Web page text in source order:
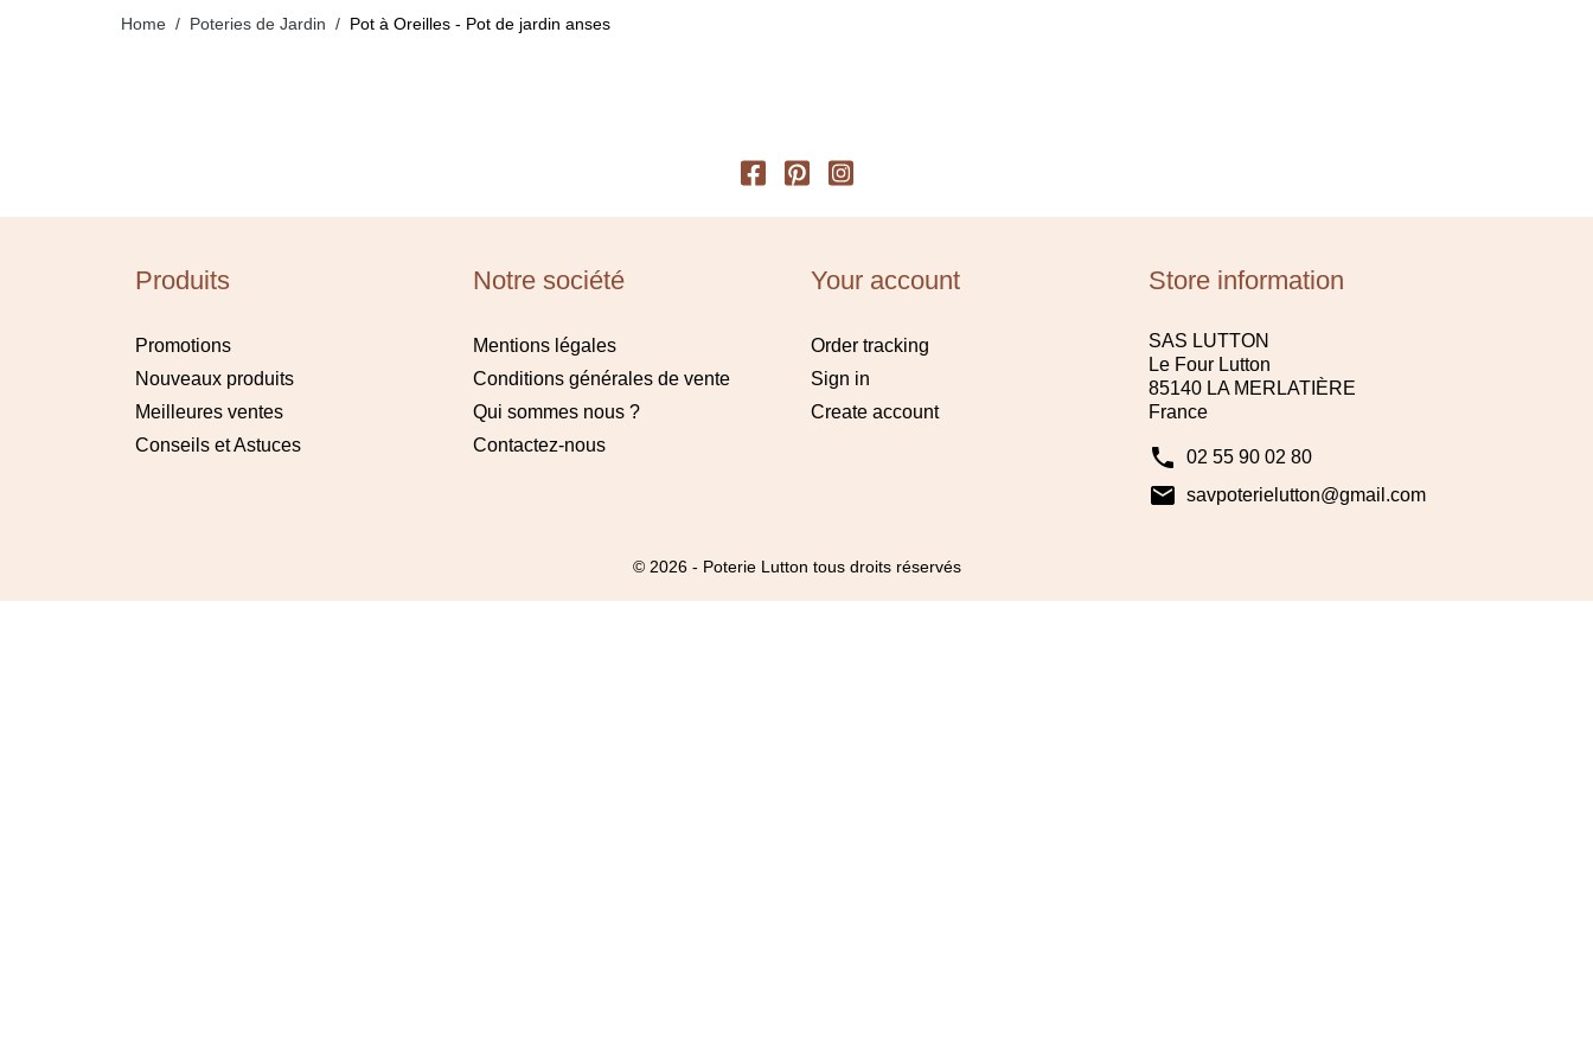
Home Poteries de Jardin Pot à Oreilles - Pot de jardin anses
Produits
Promotions
Nouveaux produits
Meilleures ventes
Conseils et Astuces
Notre société
Mentions légales
Conditions générales de vente
Qui sommes nous ?
Contactez-nous
Your account
Order tracking
Sign in
Create account
Store information
SAS LUTTON
Le Four Lutton
85140 LA MERLATIÈRE
France
phone 02 55 90 02 80
mail savpoterielutton@gmail.com
© 2026 - Poterie Lutton tous droits réservés